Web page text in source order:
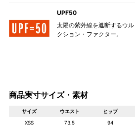
UPF50
太陽の紫外線を遮断するウ
クション・ファクター。
商品実寸サイズ・素材
サイズ ウエスト ヒップ
XSS
73.5 94